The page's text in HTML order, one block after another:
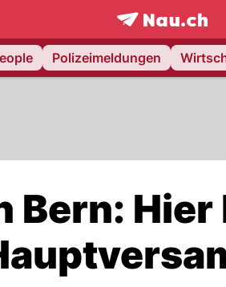
frontpage.NAU.ch
Polizeimeldungen
Bern: